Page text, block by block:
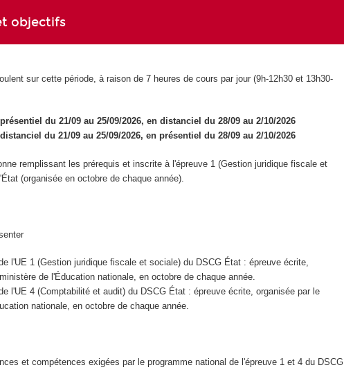
objectifs
sur cette période, à raison de 7 heures de cours par jour (9h-12h30 et 13h30-
du 21/09 au 25/09/2026, en distanciel du 28/09 au 2/10/2026
du 21/09 au 25/09/2026, en présentiel du 28/09 au 2/10/2026
remplissant les prérequis et inscrite à l'épreuve 1 (Gestion juridique fiscale et
(organisée en octobre de chaque année).
l'UE 1 (Gestion juridique fiscale et sociale) du DSCG État : épreuve écrite,
de l'Éducation nationale, en octobre de chaque année.
l'UE 4 (Comptabilité et audit) du DSCG État : épreuve écrite, organisée par le
nationale, en octobre de chaque année.
et compétences exigées par le programme national de l'épreuve 1 et 4 du DSCG